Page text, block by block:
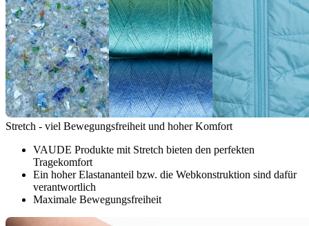
Stretch - viel Bewegungsfreiheit und hoher Komfort
VAUDE Produkte mit Stretch bieten den perfekten
Tragekomfort
Ein hoher Elastananteil bzw. die Webkonstruktion sind dafür
verantwortlich
Maximale Bewegungsfreiheit